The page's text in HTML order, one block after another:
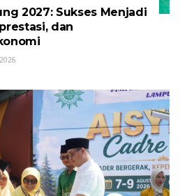
2027: Sukses Menjadi
dan